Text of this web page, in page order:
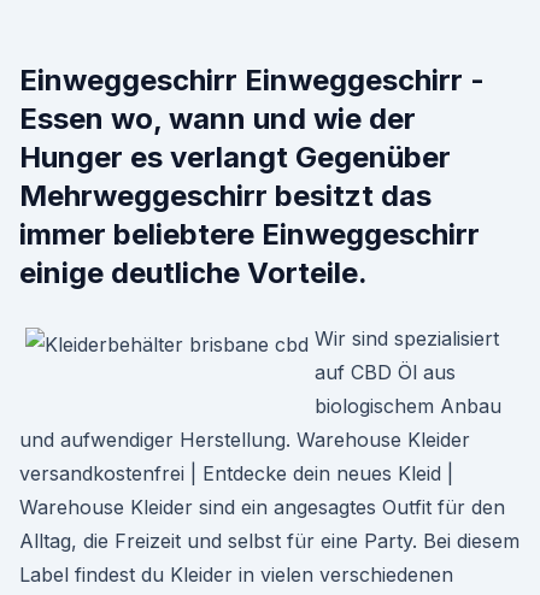
Einweggeschirr Einweggeschirr -
Essen wo, wann und wie der
Hunger es verlangt Gegenüber
Mehrweggeschirr besitzt das
immer beliebtere Einweggeschirr
einige deutliche Vorteile.
Wir sind spezialisiert
auf CBD Öl aus
biologischem Anbau
und aufwendiger Herstellung. Warehouse Kleider
versandkostenfrei | Entdecke dein neues Kleid |
Warehouse Kleider sind ein angesagtes Outfit für den
Alltag, die Freizeit und selbst für eine Party. Bei diesem
Label findest du Kleider in vielen verschiedenen